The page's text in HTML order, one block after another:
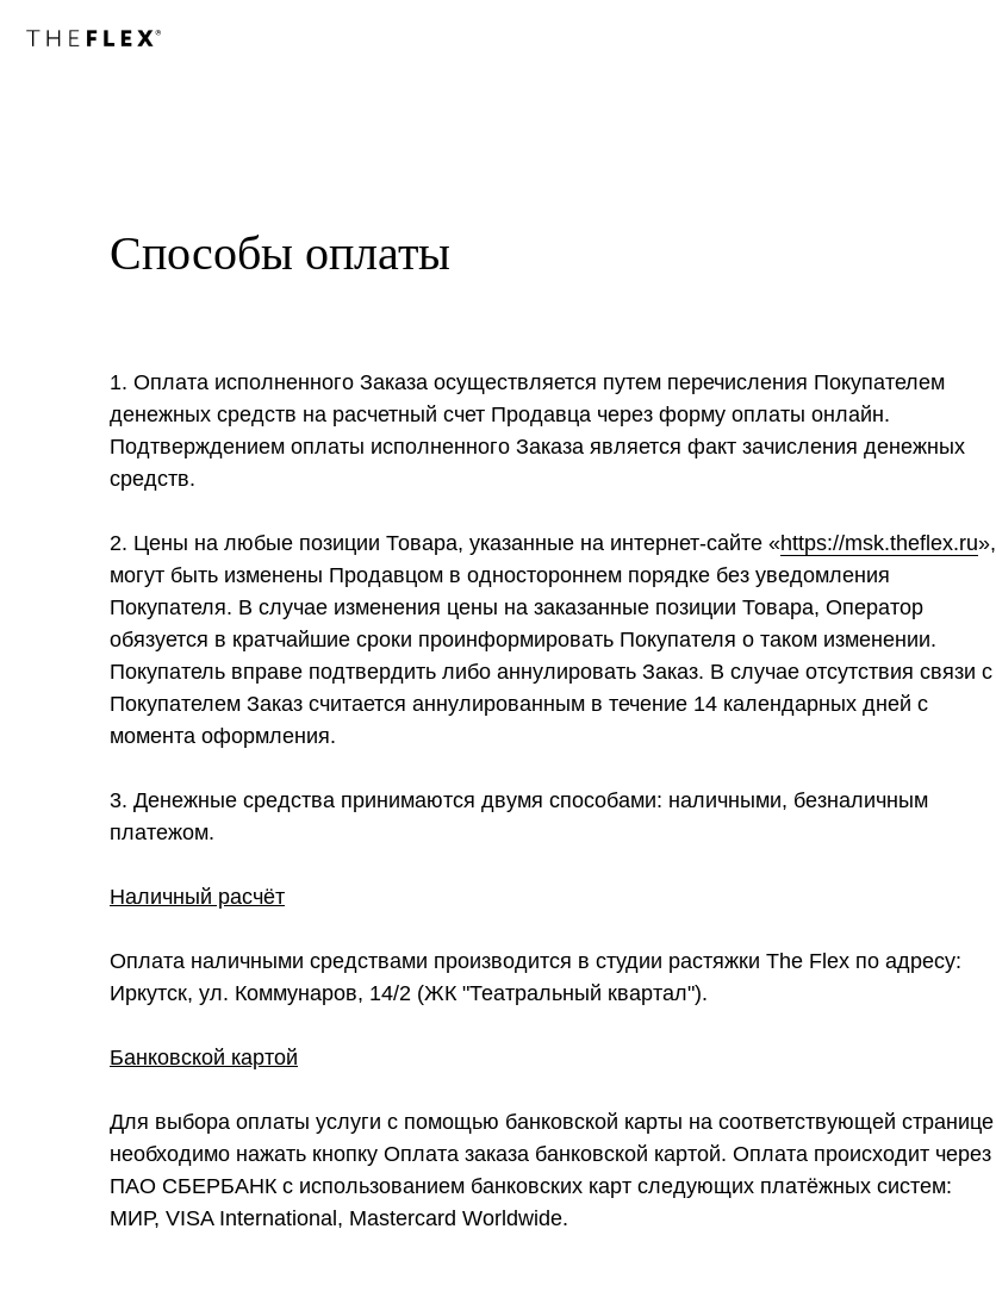
Способы оплаты
1. Оплата исполненного Заказа осуществляется путем перечисления Покупателем
денежных средств на расчетный счет Продавца через форму оплаты онлайн.
Подтверждением оплаты исполненного Заказа является факт зачисления денежных
средств.
2. Цены на любые позиции Товара, указанные на интернет-сайте «https://msk.theflex.ru»,
могут быть изменены Продавцом в одностороннем порядке без уведомления
Покупателя. В случае изменения цены на заказанные позиции Товара, Оператор
обязуется в кратчайшие сроки проинформировать Покупателя о таком изменении.
Покупатель вправе подтвердить либо аннулировать Заказ. В случае отсутствия связи с
Покупателем Заказ считается аннулированным в течение 14 календарных дней с
момента оформления.
3. Денежные средства принимаются двумя способами: наличными, безналичным
платежом.
Наличный расчёт
Оплата наличными средствами производится в студии растяжки The Flex по адресу:
Иркутск, ул. Коммунаров, 14/2 (ЖК "Театральный квартал").
Банковской картой
Для выбора оплаты услуги с помощью банковской карты на соответствующей странице
необходимо нажать кнопку Оплата заказа банковской картой. Оплата происходит через
ПАО СБЕРБАНК с использованием банковских карт следующих платёжных систем:
МИР, VISA International, Mastercard Worldwide.